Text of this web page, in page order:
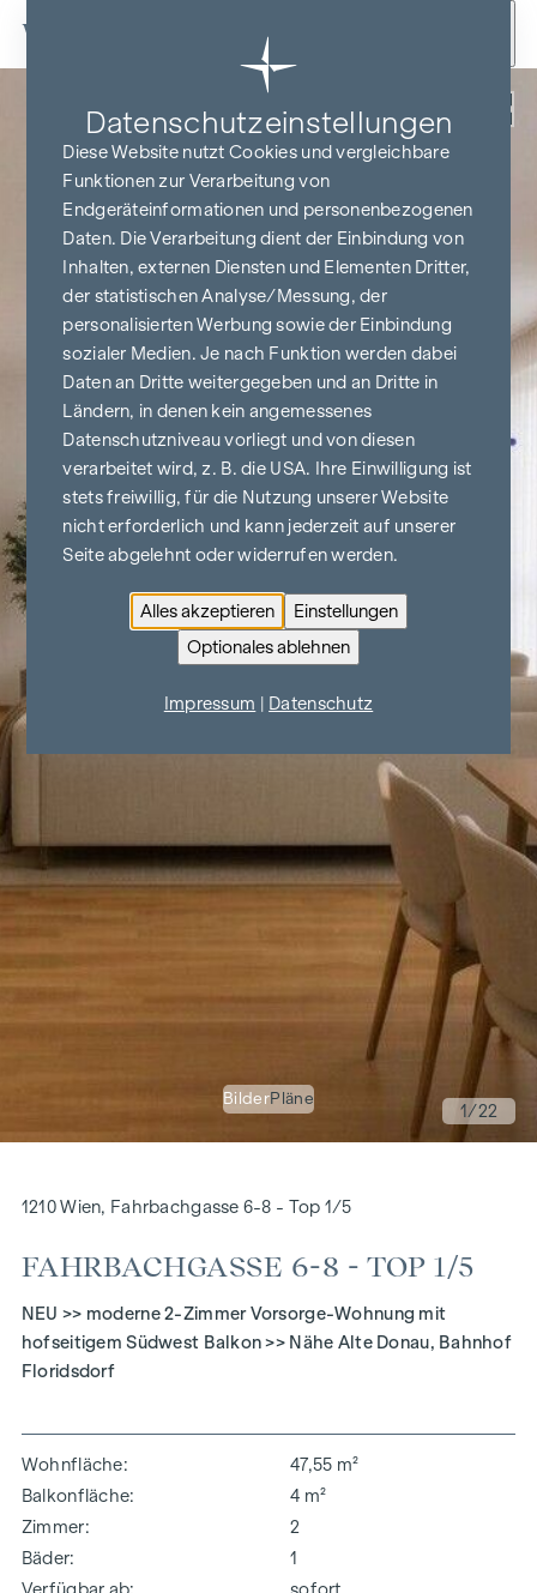
Zum Inhalt springen
BilderPläne
1/22
1210 Wien, Fahrbachgasse 6-8 - Top 1/5
FAHRBACHGASSE 6-8 - TOP 1/5
NEU >> moderne 2-Zimmer Vorsorge-Wohnung mit
hofseitigem Südwest Balkon >> Nähe Alte Donau, Bahnhof
Floridsdorf
Wohnfläche
47,55 m²
Balkonfläche
4 m²
Zimmer
2
Bäder
1
Verfügbar ab
sofort
Datenschutz­einstellungen
Diese Website nutzt Cookies und vergleichbare
Funktionen zur Verarbeitung von
Endgeräteinformationen und personenbezogenen
Daten. Die Verarbeitung dient der Einbindung von
Inhalten, externen Diensten und Elementen Dritter,
der statistischen Analyse/Messung, der
personalisierten Werbung sowie der Einbindung
sozialer Medien. Je nach Funktion werden dabei
Daten an Dritte weitergegeben und an Dritte in
Ländern, in denen kein angemessenes
Datenschutzniveau vorliegt und von diesen
verarbeitet wird, z. B. die USA. Ihre Einwilligung ist
stets freiwillig, für die Nutzung unserer Website
nicht erforderlich und kann jederzeit auf unserer
Seite abgelehnt oder widerrufen werden.
Alles akzeptieren
Einstellungen
Optionales ablehnen
Impressum Datenschutz